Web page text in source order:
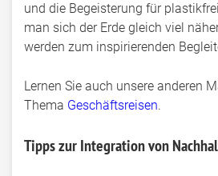
und die Begeisterung für
man sich der Erde gleich viel
werden zum inspirierenden
Lernen Sie auch unsere anderen
Thema Geschäftsreisen.
Tipps zur Integration von